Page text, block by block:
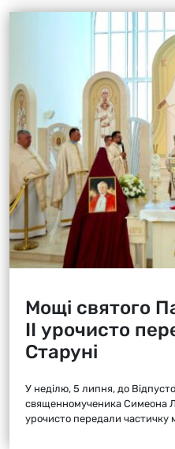
Мощі святого
ІІ урочисто
Старуні
У неділю, 5 липня, до
священномученика Симеона
урочисто передали частичку